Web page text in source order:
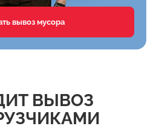
вывоз мусора
ВЫВОЗ